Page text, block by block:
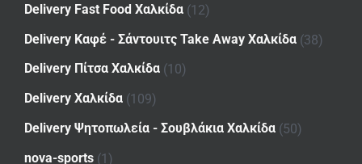
Delivery Fast Food Χαλκίδα (12)
Delivery Καφέ - Σάντουιτς Take Away Χαλκίδα (38)
Delivery Πίτσα Χαλκίδα (10)
Delivery Χαλκίδα (109)
Delivery Ψητοπωλεία - Σουβλάκια Χαλκίδα (50)
nova-sports (1)